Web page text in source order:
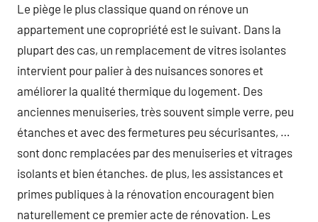
Le piège le plus classique quand on rénove un
appartement une copropriété est le suivant. Dans la
plupart des cas, un remplacement de vitres isolantes
intervient pour palier à des nuisances sonores et
améliorer la qualité thermique du logement. Des
anciennes menuiseries, très souvent simple verre, peu
étanches et avec des fermetures peu sécurisantes, …
sont donc remplacées par des menuiseries et vitrages
isolants et bien étanches. de plus, les assistances et
primes publiques à la rénovation encouragent bien
naturellement ce premier acte de rénovation. Les